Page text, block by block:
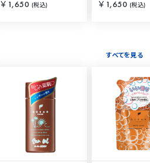
￥1,650 (税込)
￥1,650 (税込)
すべてを見る